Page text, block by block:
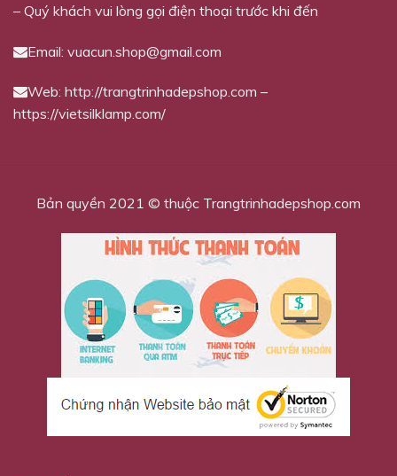
– Quý khách vui lòng gọi điện thoại trước khi đến
Email: vuacun.shop@gmail.com
Web: http://trangtrinhadepshop.com –
https://vietsilklamp.com/
Bản quyền 2021 © thuộc Trangtrinhadepshop.com